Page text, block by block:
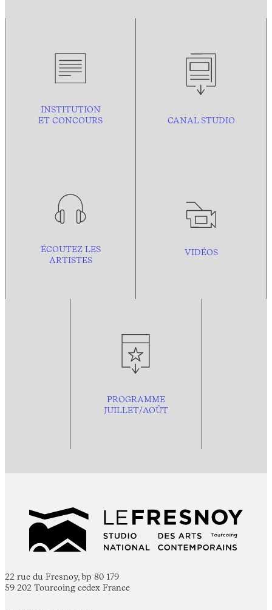
INSTITUTION
ET CONCOURS
CANAL STUDIO
ÉCOUTEZ LES
ARTISTES
VIDÉOS
PROGRAMME
JUILLET/AOÛT
22 rue du Fresnoy, bp 80 179
59 202 Tourcoing cedex France